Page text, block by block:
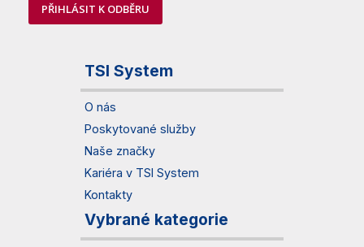
PŘIHLÁSIT K ODBĚRU
TSI System
O nás
Poskytované služby
Naše značky
Kariéra v TSI System
Kontakty
Vybrané kategorie